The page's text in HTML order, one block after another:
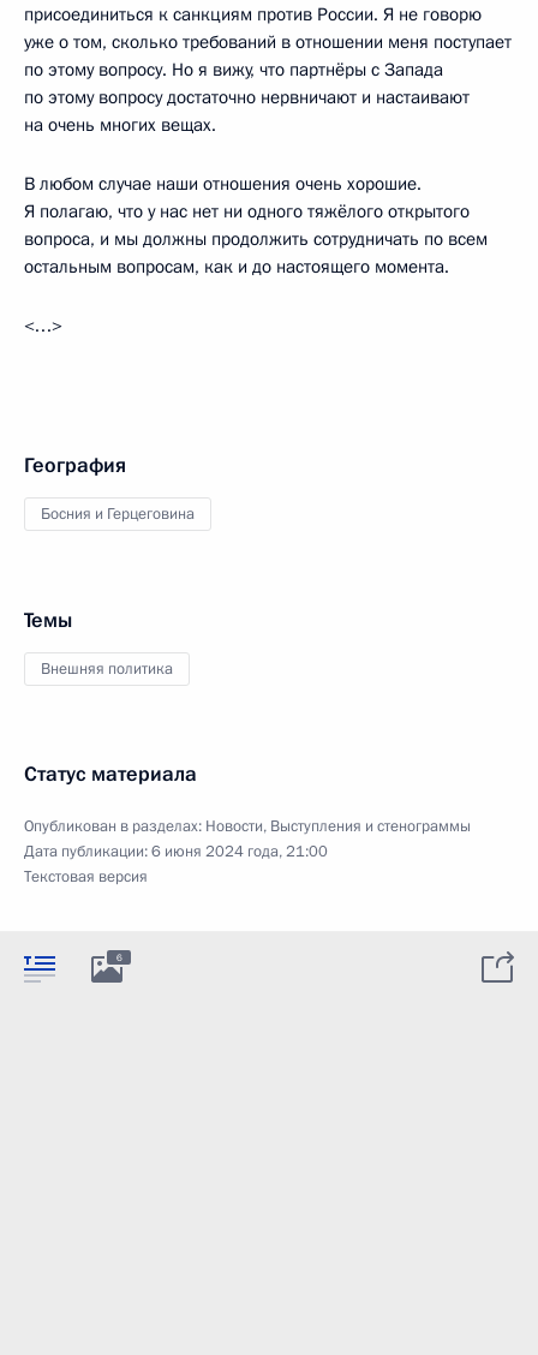
присоединиться к санкциям против России. Я не говорю
уже о том, сколько требований в отношении меня поступает
по этому вопросу. Но я вижу, что партнёры с Запада
по этому вопросу достаточно нервничают и настаивают
на очень многих вещах.
В любом случае наши отношения очень хорошие.
Я полагаю, что у нас нет ни одного тяжёлого открытого
вопроса, и мы должны продолжить сотрудничать по всем
остальным вопросам, как и до настоящего момента.
<…>
География
Босния и Герцеговина
Темы
Внешняя политика
Статус материала
Опубликован в разделах: Новости, Выступления и стенограммы
Дата публикации:6 июня 2024 года, 21:00
Текстовая версия
6